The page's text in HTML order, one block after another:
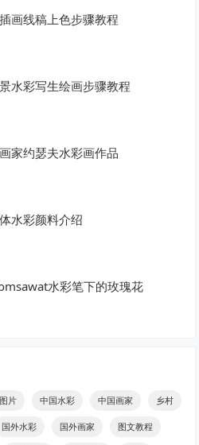
画线稿上色步骤教程
水彩写生绘画步骤教程
家约瑟夫水彩画作品
水彩颜料介绍
水彩笔下的玫瑰花
片 中国水彩 中国画家 乡村
国外水彩 国外画家 图文教程